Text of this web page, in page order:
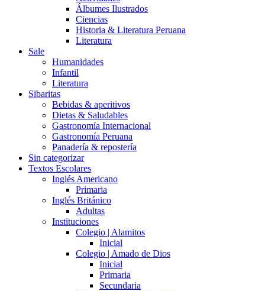
Álbumes Ilustrados
Ciencias
Historia & Literatura Peruana
Literatura
Sale
Humanidades
Infantil
Literatura
Sibaritas
Bebidas & aperitivos
Dietas & Saludables
Gastronomía Internacional
Gastronomía Peruana
Panadería & repostería
Sin categorizar
Textos Escolares
Inglés Americano
Primaria
Inglés Británico
Adultas
Instituciones
Colegio | Alamitos
Inicial
Colegio | Amado de Dios
Inicial
Primaria
Secundaria